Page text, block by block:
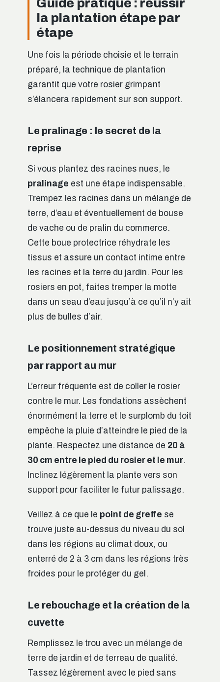
Guide pratique : réussir
la plantation étape par
étape
Une fois la période choisie et le terrain
préparé, la technique de plantation
garantit que votre rosier grimpant
s’élancera rapidement sur son support.
Le pralinage : le secret de la
reprise
Si vous plantez des racines nues, le
pralinage est une étape indispensable.
Trempez les racines dans un mélange de
terre, d’eau et éventuellement de bouse
de vache ou de pralin du commerce.
Cette boue protectrice réhydrate les
tissus et assure un contact intime entre
les racines et la terre du jardin. Pour les
rosiers en pot, faites tremper la motte
dans un seau d’eau jusqu’à ce qu’il n’y ait
plus de bulles d’air.
Le positionnement stratégique
par rapport au mur
L’erreur fréquente est de coller le rosier
contre le mur. Les fondations assèchent
énormément la terre et le surplomb du toit
empêche la pluie d’atteindre le pied de la
plante. Respectez une distance de 20 à
30 cm entre le pied du rosier et le mur.
Inclinez légèrement la plante vers son
support pour faciliter le futur palissage.
Veillez à ce que le point de greffe se
trouve juste au-dessus du niveau du sol
dans les régions au climat doux, ou
enterré de 2 à 3 cm dans les régions très
froides pour le protéger du gel.
Le rebouchage et la création de la
cuvette
Remplissez le trou avec un mélange de
terre de jardin et de terreau de qualité.
Tassez légèrement avec le pied sans